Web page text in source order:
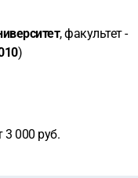
, факультет -
)
3 000 руб.